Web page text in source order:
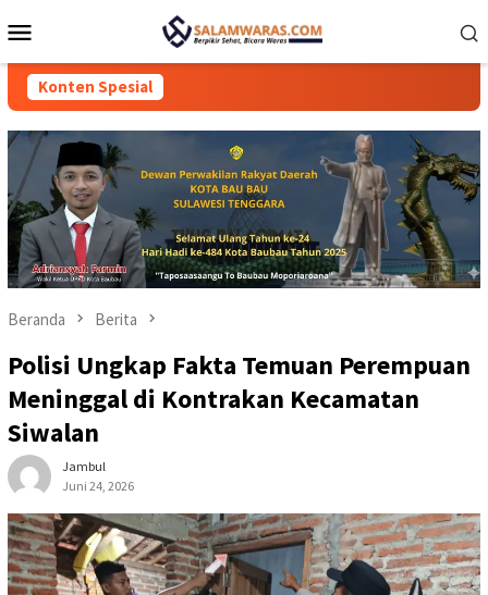
ke
Mobile
Konten Spesial
Beranda Berita
Polisi Ungkap Fakta Temuan Perempuan
Meninggal di Kontrakan Kecamatan
Siwalan
Jambul
Juni 24, 2026